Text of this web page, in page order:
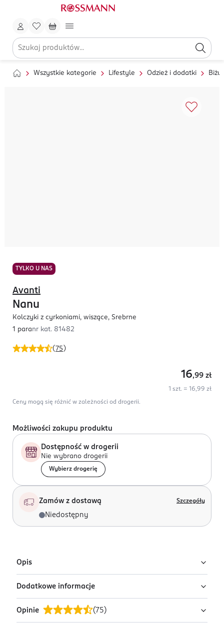
Wszystkie kategorie Lifestyle Odzież i dodatki
TYLKO U NAS
( 75 )
Avanti
Nanu
Kolczyki z cyrkoniami, wiszące, Srebrne
1 paranr kat. 81482
16,99 zł
1 szt. = 16,99 zł
Ceny mogą się różnić w zależności od drogerii.
Możliwości zakupu produktu
Dostępność w drogerii
Nie wybrano drogerii
Wybierz drogerię
Zamów z dostawą Szczegóły
Niedostępny
Opis
Kolczyki.
Dodatkowe informacje
PRODUCENT/PODMIOT ODPOWIEDZIALNY
Avanti - Marczyk Sp.J.
Opinie ( 75 )